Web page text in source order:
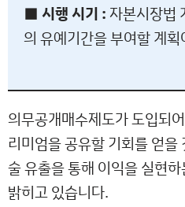
■ 시행 시기 : 자본시장법
의 유예기간을 부여할 계
의무공개매수제도가 도입되
리미엄을 공유할 기회를 얻
술 유출을 통해 이익을 실현
밝히고 있습니다.